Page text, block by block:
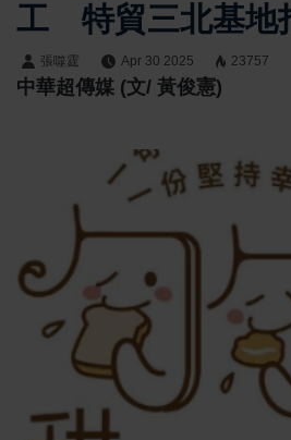
工 特貿三北基地
零新地標
張噬霆 Apr 30 2025 23757
中華超傳媒 (文/ 黃俊憲)